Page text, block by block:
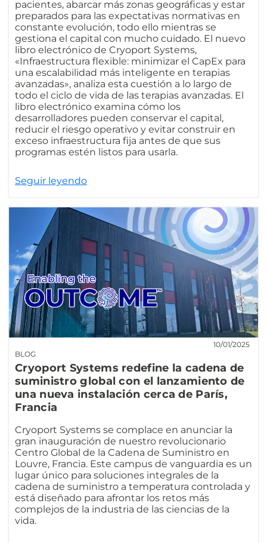
pacientes, abarcar más zonas geográficas y estar
preparados para las expectativas normativas en
constante evolución, todo ello mientras se
gestiona el capital con mucho cuidado. El nuevo
libro electrónico de Cryoport Systems,
«Infraestructura flexible: minimizar el CapEx para
una escalabilidad más inteligente en terapias
avanzadas», analiza esta cuestión a lo largo de
todo el ciclo de vida de las terapias avanzadas. El
libro electrónico examina cómo los
desarrolladores pueden conservar el capital,
reducir el riesgo operativo y evitar construir en
exceso infraestructura fija antes de que sus
programas estén listos para usarla.
Seguir leyendo
BLOG
10/01/2025
Cryoport Systems redefine la cadena de
suministro global con el lanzamiento de
una nueva instalación cerca de París,
Francia
Cryoport Systems se complace en anunciar la
gran inauguración de nuestro revolucionario
Centro Global de la Cadena de Suministro en
Louvre, Francia. Este campus de vanguardia es un
lugar único para soluciones integrales de la
cadena de suministro a temperatura controlada y
está diseñado para afrontar los retos más
complejos de la industria de las ciencias de la
vida.